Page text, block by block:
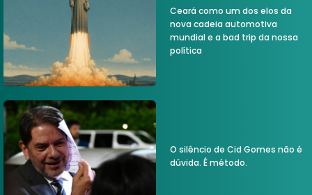
Ceará como um dos elos da
nova cadeia automotiva
mundial e a bad trip da nossa
política
O silêncio de Cid Gomes não é
dúvida. É método.